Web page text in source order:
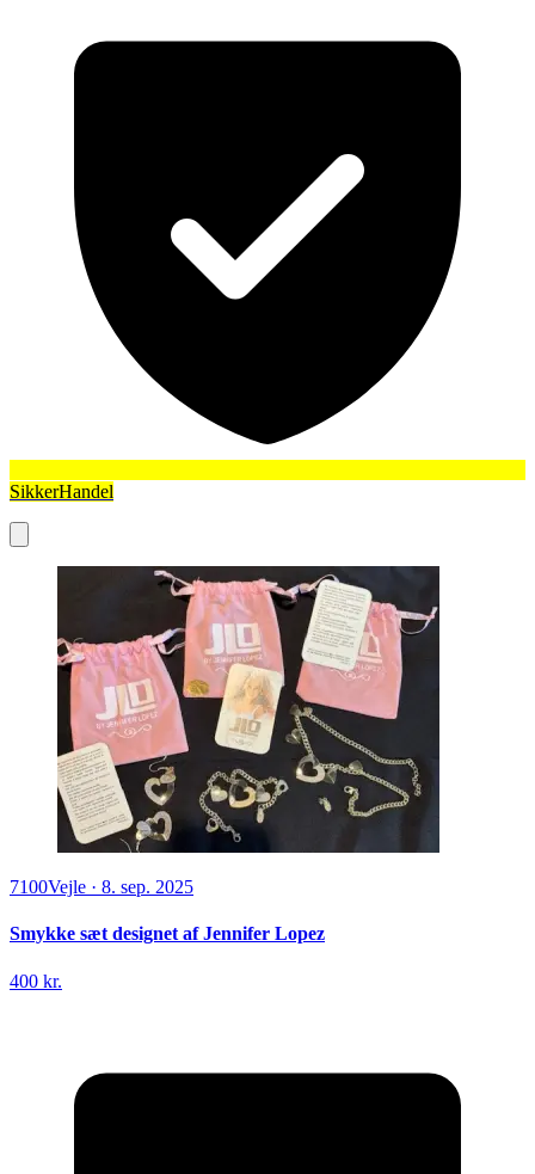
SikkerHandel
7100Vejle · 8. sep. 2025
Smykke sæt designet af Jennifer Lopez
400 kr.